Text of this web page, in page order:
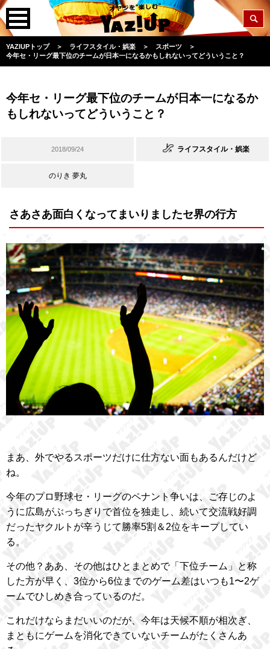
YAZIUPトップ ＞ ライフスタイル・娯楽 ＞ スポーツ
＞
今年セ・リーグ最下位のチームが日本一になるかもしれないってどういうこと？
今年セ・リーグ最下位のチームが日本一になるか
もしれないってどういうこと？
2018/09/24 ライフスタイル・娯楽
のりき 夢丸
さあさあ面白くなってまいりましたセ界の行方
まあ、外でやるスポーツだけに仕方ない面もあるんだけど
ね。
今年のプロ野球セ・リーグのペナント争いは、ご存じのよ
うに広島がぶっちぎりで首位を独走し、続いて交流戦好調
だったヤクルトが辛うじて勝率5割＆2位をキープしてい
る。
その他？ああ、その他はひとまとめで「下位チーム」と称
した方が早く、3位から6位までのゲーム差はいつも1〜2ゲ
ームでひしめき合っているのだ。
これだけならまだいいのだが、今年は天候不順が相次ぎ、
まともにゲームを消化できていないチームがたくさんあ